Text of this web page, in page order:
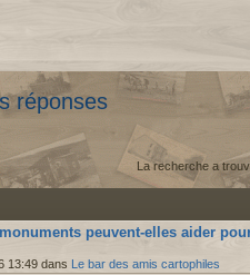
réponses
La recherche a
peuvent-elles aider
13:49 dans Le bar des amis cartophiles